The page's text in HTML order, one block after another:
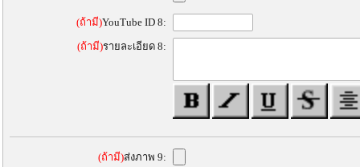
(ถ้ามี)YouTube ID 8:
(ถ้ามี)รายละเอียด 8:
(ถ้ามี)ส่งภาพ 9: